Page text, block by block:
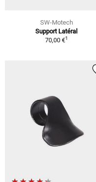
SW-Motech
Support Latéral
70,00 €1